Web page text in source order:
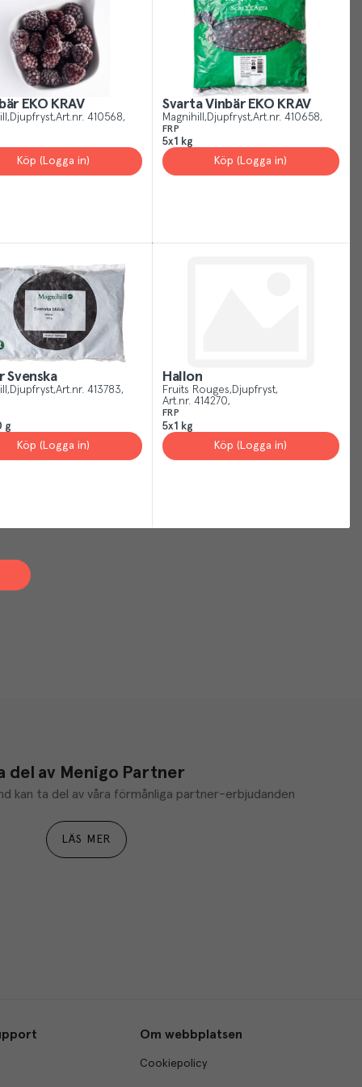
EKO KRAV
Djupfryst Art.nr. 410568
Köp (Logga in)
Svarta Vinbär EKO KRAV
Magnihill Djupfryst Art.nr. 410658
FRP
5x1 kg
Köp (Logga in)
Svenska
Djupfryst Art.nr. 413783
g
Köp (Logga in)
Hallon
Fruits Rouges Djupfryst
Art.nr. 414270
FRP
5x1 kg
Köp (Logga in)
del av Menigo Partner
kan ta del av våra förmånliga partner-erbjudanden
LÄS MER
Om webbplatsen
Cookiepolicy